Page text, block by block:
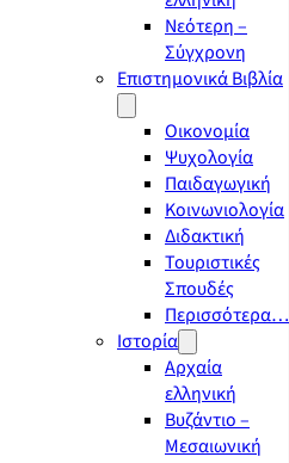
Νεότερη –
Σύγχρονη
Επιστημονικά Βιβλία
Οικονομία
Ψυχολογία
Παιδαγωγική
Κοινωνιολογία
Διδακτική
Τουριστικές
Σπουδές
Περισσότερα…
Ιστορία
Αρχαία
ελληνική
Βυζάντιο –
Μεσαιωνική